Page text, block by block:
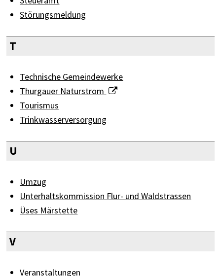
Störungsmeldung
T
Technische Gemeindewerke
Thurgauer Naturstrom
Tourismus
Trinkwasserversorgung
U
Umzug
Unterhaltskommission Flur- und Waldstrassen
Üses Märstette
V
Veranstaltungen